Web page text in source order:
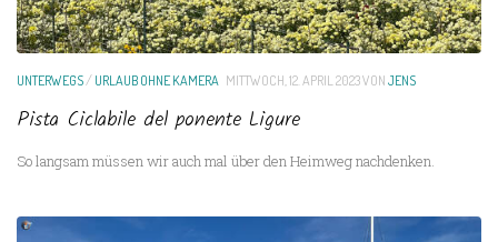
UNTERWEGS/URLAUB OHNE KAMERA MITTWOCH, 12. APRIL 2023VONJENS
Pista Ciclabile del ponente Ligure
So langsam müssen wir auch mal über den Heimweg nachdenken.